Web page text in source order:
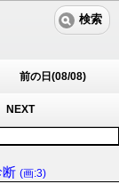
検索
前の日(08/08)
NEXT
断 (画:3)